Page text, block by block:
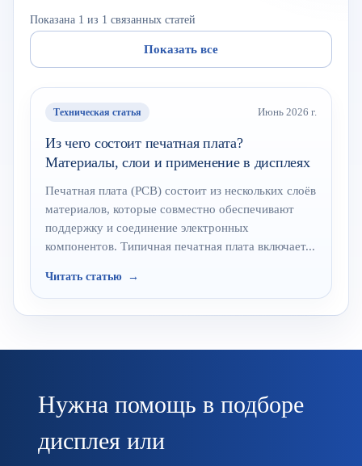
Показана 1 из 1 связанных статей
Показать все
Техническая статья Июнь 2026 г.
Из чего состоит печатная плата?
Материалы, слои и применение в дисплеях
Печатная плата (PCB) состоит из нескольких слоёв
материалов, которые совместно обеспечивают
поддержку и соединение электронных
компонентов. Типичная печатная плата включает...
Читать статью
Нужна помощь в подборе
дисплея или